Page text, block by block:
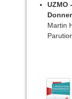
UZMO -
Martin